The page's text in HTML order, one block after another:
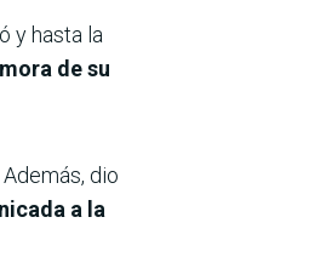
y hasta la
de su
dio
a la